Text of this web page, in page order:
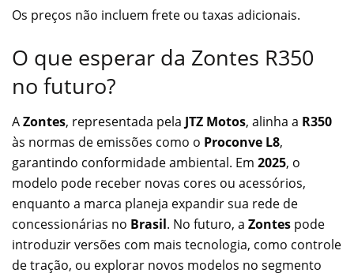
Os preços não incluem frete ou taxas adicionais.
O que esperar da Zontes R350
no futuro?
AZontes, representada pela JTZ Motos, alinha a R350
às normas de emissões como o Proconve L8,
garantindo conformidade ambiental. Em 2025, o
modelo pode receber novas cores ou acessórios,
enquanto a marca planeja expandir sua rede de
concessionárias no Brasil. No futuro, a Zontes pode
introduzir versões com mais tecnologia, como controle
de tração, ou explorar novos modelos no segmento